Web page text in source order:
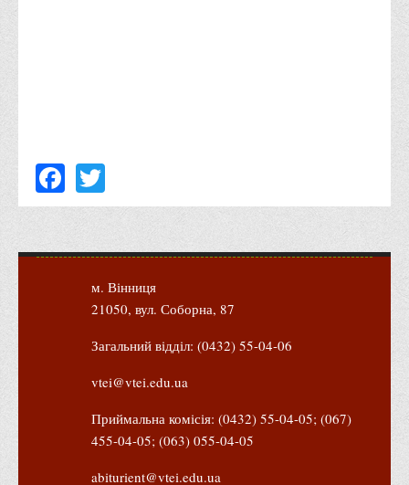
Студенту
Довідник студента
Інформація про гуртожитки
Положення про переведення здобувачів вищої освіти на
вакантні місця державного замовлення
Положення про оцінювання результатів навчання
Facebook
м. Вінниця
21050, вул. Соборна, 87
Загальний відділ: (0432) 55-04-06
vtei@vtei.edu.ua
Приймальна комісія: (0432) 55-04-05; (067)
455-04-05; (063) 055-04-05
abiturient@vtei.edu.ua